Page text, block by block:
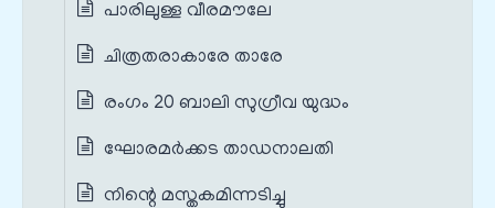
പാരിലുള്ള വീരമൗലേ
ചിത്രതരാകാരേ താരേ
രംഗം 20 ബാലി സുഗ്രീവ യുദ്ധം
ഘോരമർക്കട താഡനാലതി
നിന്റെ മസ്തകമിന്നടിച്ചു